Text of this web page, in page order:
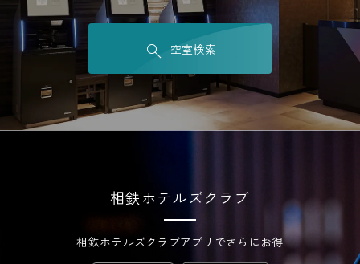
空室検索
相鉄ホテルズクラブ
相鉄ホテルズクラブアプリでさらにお得